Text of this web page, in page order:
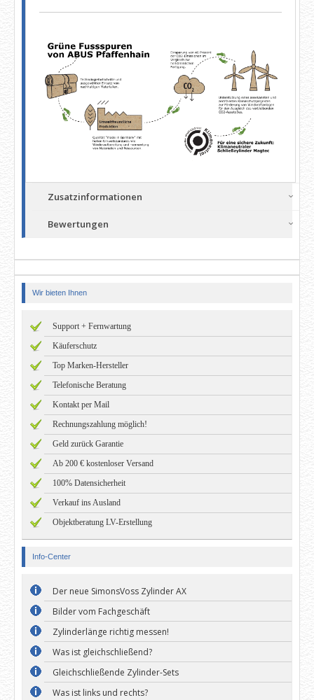
Zusatzinformationen
Bewertungen
Wir bieten Ihnen
Support + Fernwartung
Käuferschutz
Top Marken-Hersteller
Telefonische Beratung
Kontakt per Mail
Rechnungszahlung möglich!
Geld zurück Garantie
Ab 200 € kostenloser Versand
100% Datensicherheit
Verkauf ins Ausland
Objektberatung LV-Erstellung
Info-Center
Der neue SimonsVoss Zylinder AX
Bilder vom Fachgeschäft
Zylinderlänge richtig messen!
Was ist gleichschließend?
Gleichschließende Zylinder-Sets
Was ist links und rechts?